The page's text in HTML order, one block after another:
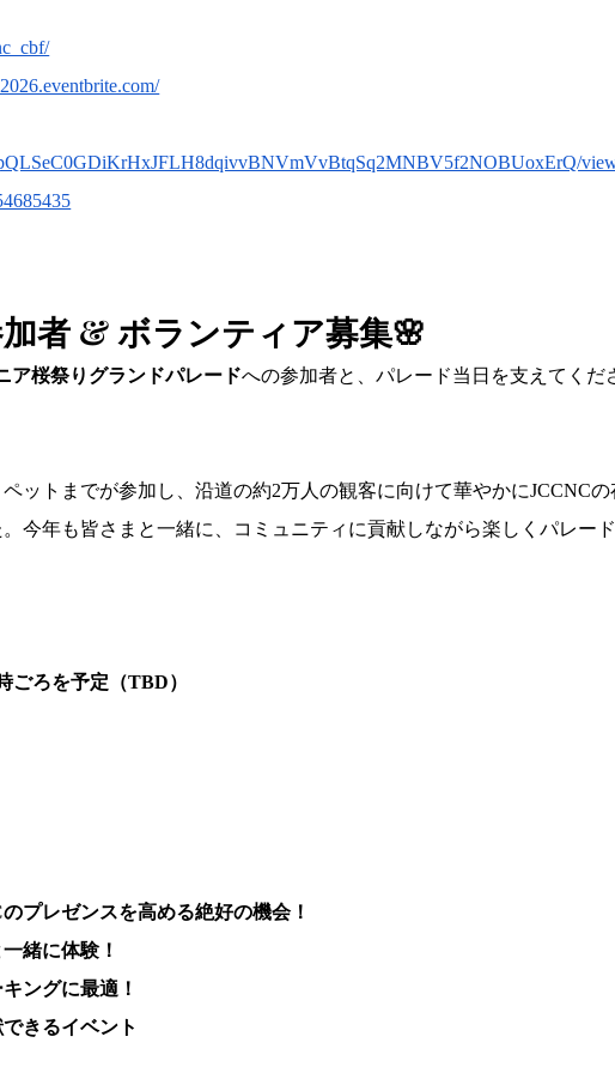
者 & ボランティア募集🌸
ア桜祭りグランドパレードへの参加者と、パレード当日を支えてくだ
ットまでが参加し、沿道の約2万人の観客に向けて華やかにJCCNCの
今年も皆さまと一緒に、コミュニティに貢献しながら楽しくパレー
ごろを予定（TBD）
プレゼンスを高める絶好の機会！
緒に体験！
ングに最適！
きるイベント